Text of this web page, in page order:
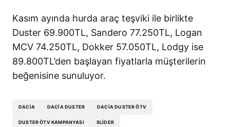
Kasım ayında hurda araç teşviki ile birlikte
Duster 69.900TL, Sandero 77.250TL, Logan
MCV 74.250TL, Dokker 57.050TL, Lodgy ise
89.800TL’den başlayan fiyatlarla müşterilerin
beğenisine sunuluyor.
DACIA DACIA DUSTER DACIA DUSTER ÖTV
DUSTER ÖTV KAMPANYASI SLIDER